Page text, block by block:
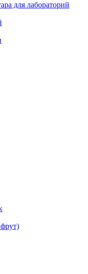
для лабораторий